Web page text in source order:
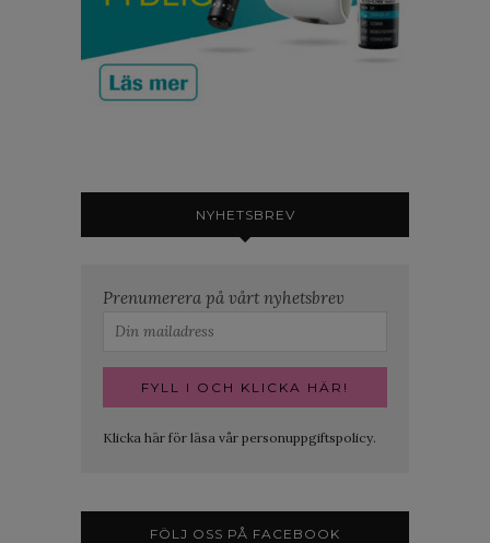
NYHETSBREV
Prenumerera på vårt nyhetsbrev
Klicka här för läsa vår personuppgiftspolicy.
FÖLJ OSS PÅ FACEBOOK